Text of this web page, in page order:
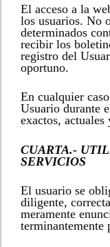
El acceso a la
los usuarios. No
determinados
recibir los
registro del
oportuno.
En cualquier
Usuario durante
exactos, actuales
CUARTA.-
SERVICIOS
El usuario se
diligente,
meramente
terminantemente